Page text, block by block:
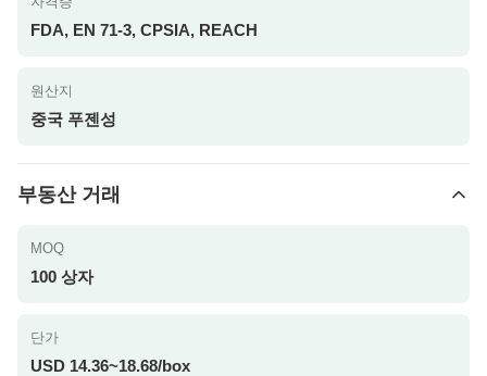
FDA, EN 71-3, CPSIA, REACH
원산지
중국 푸젠성
부동산 거래
MOQ
100 상자
단가
USD 14.36~18.68/box